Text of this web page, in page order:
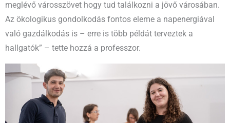
meglévő városszövet hogy tud találkozni a jövő városában.
Az ökologikus gondolkodás fontos eleme a napenergiával
való gazdálkodás is – erre is több példát terveztek a
hallgatók” – tette hozzá a professzor.